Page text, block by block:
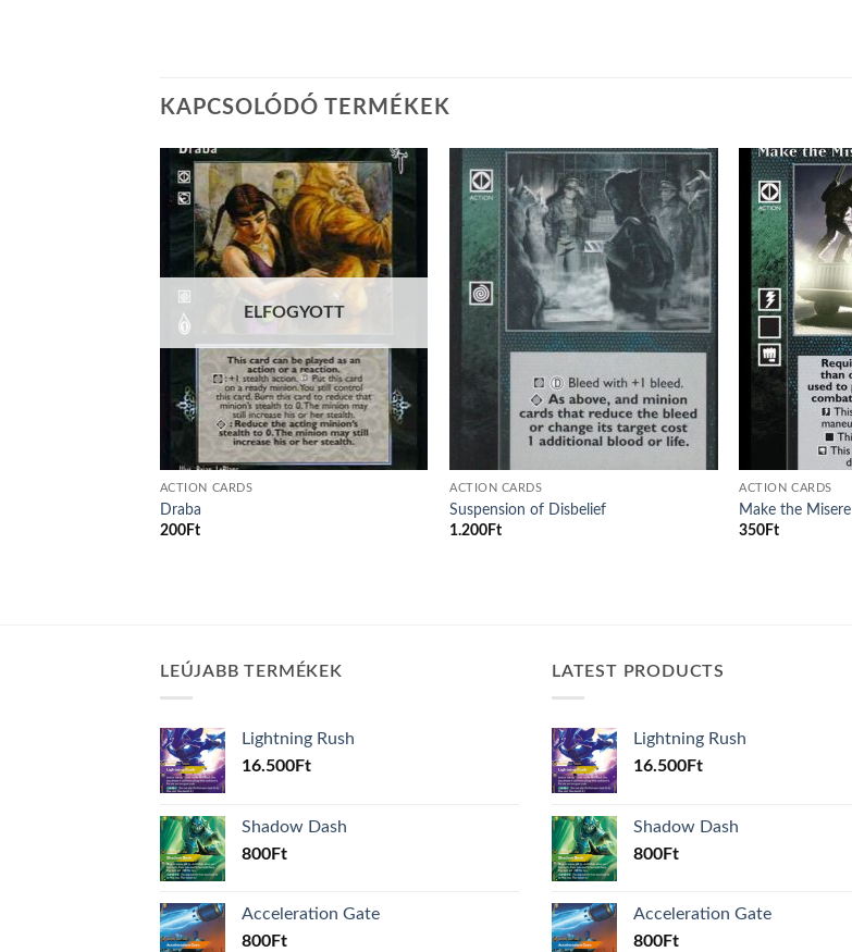
KAPCSOLÓDÓ TERMÉKEK
Add to
wishlist
ELFOGYOTT
ACTION CARDS
Draba
200Ft
Add to
wishlist
ACTION CARDS
Suspension of Disbelief
1.200 Ft
ACTION CARDS
Make the Misere
350 Ft
LEÚJABB TERMÉKEK
Lightning Rush
16.500Ft
Shadow Dash
800Ft
Acceleration Gate
800Ft
LATEST PRODUCTS
Lightning Rush
16.500Ft
Shadow Dash
800Ft
Acceleration Gate
800Ft